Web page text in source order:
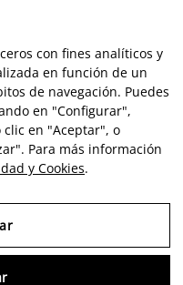
con fines analíticos y
en función de un
de navegación. Puedes
en "Configurar",
clic en "Aceptar", o
Para más información
y Cookies.